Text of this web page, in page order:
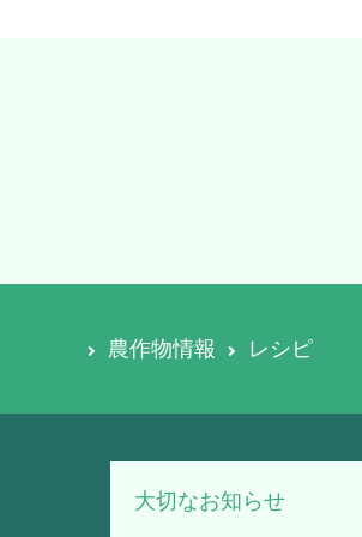
農作物情報 レシピ
大切なお知らせ